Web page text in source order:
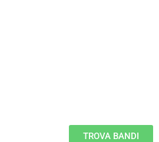
TROVA BANDI